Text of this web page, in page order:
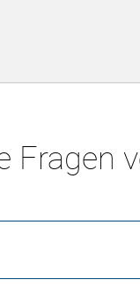
Fragen